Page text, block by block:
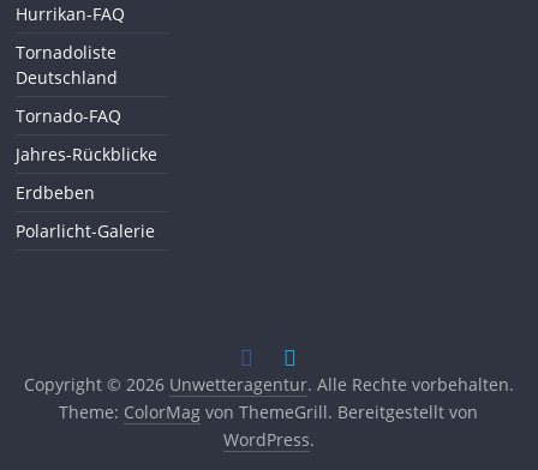
Hurrikan-FAQ
Tornadoliste
Deutschland
Tornado-FAQ
Jahres-Rückblicke
Erdbeben
Polarlicht-Galerie
Copyright © 2026 Unwetteragentur. Alle Rechte vorbehalten.
Theme: ColorMag von ThemeGrill. Bereitgestellt von
WordPress.